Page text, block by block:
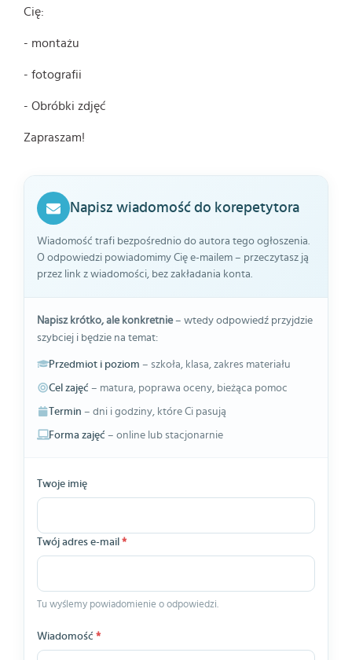
Cię:
- montażu
- fotografii
- Obróbki zdjęć
Zapraszam!
Napisz wiadomość do korepetytora
Wiadomość trafi bezpośrednio do autora tego ogłoszenia.
O odpowiedzi powiadomimy Cię e-mailem – przeczytasz ją
przez link z wiadomości, bez zakładania konta.
Napisz krótko, ale konkretnie– wtedy odpowiedź przyjdzie
szybciej i będzie na temat:
Przedmiot i poziom – szkoła, klasa, zakres materiału
Cel zajęć – matura, poprawa oceny, bieżąca pomoc
Termin – dni i godziny, które Ci pasują
Forma zajęć – online lub stacjonarnie
Twoje imię
Twój adres e-mail *
Tu wyślemy powiadomienie o odpowiedzi.
Wiadomość *